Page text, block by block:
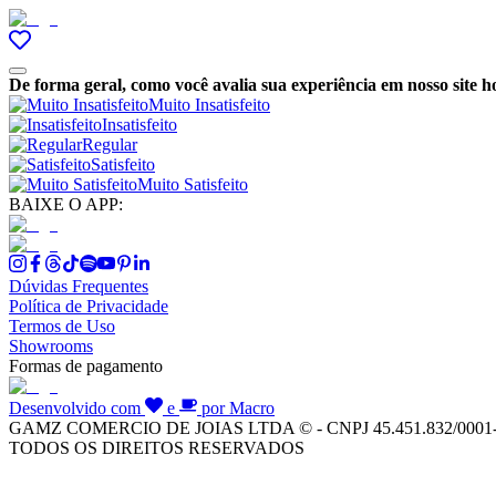
De forma geral, como você avalia sua experiência em nosso site
Muito Insatisfeito
Insatisfeito
Regular
Satisfeito
Muito Satisfeito
BAIXE O APP:
Dúvidas Frequentes
Política de Privacidade
Termos de Uso
Showrooms
Formas de pagamento
Desenvolvido com e
por Macro
GAMZ COMERCIO DE JOIAS LTDA © - CNPJ 45.451.832/
TODOS OS DIREITOS RESERVADOS